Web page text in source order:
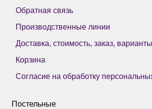
Обратная связь
Производственные линии
Доставка, стоимость, заказ,
Корзина
Согласие на обработку
Постельные